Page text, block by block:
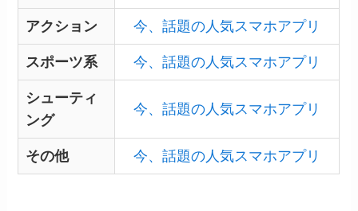
アクション 今、話題の人気スマホアプリ
スポーツ系 今、話題の人気スマホアプリ
シューティ
ング
今、話題の人気スマホアプリ
その他 今、話題の人気スマホアプリ